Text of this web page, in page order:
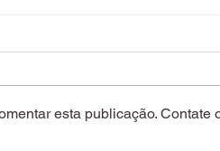
esta publicação. Contate